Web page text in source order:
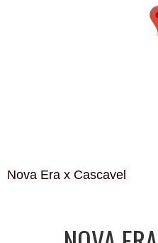
Nova Era x Cascavel